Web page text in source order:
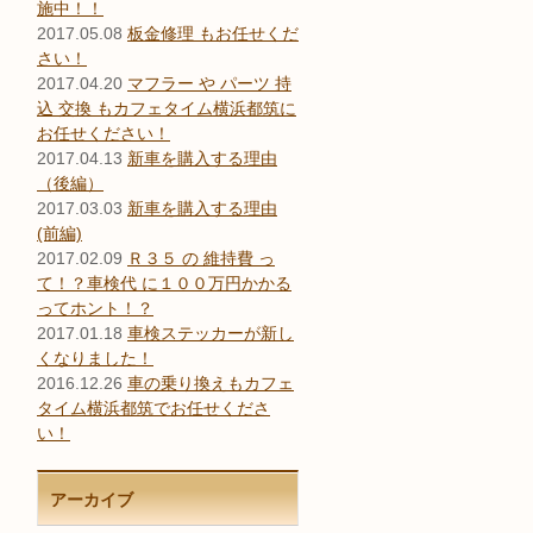
施中！！
2017.05.08 板金修理 もお任せくだ
さい！
2017.04.20 マフラー や パーツ 持
込 交換 もカフェタイム横浜都筑に
お任せください！
2017.04.13 新車を購入する理由
（後編）
2017.03.03 新車を購入する理由
(前編)
2017.02.09 Ｒ３５ の 維持費 っ
て！？車検代 に１００万円かかる
ってホント！？
2017.01.18 車検ステッカーが新し
くなりました！
2016.12.26 車の乗り換えもカフェ
タイム横浜都筑でお任せくださ
い！
アーカイブ